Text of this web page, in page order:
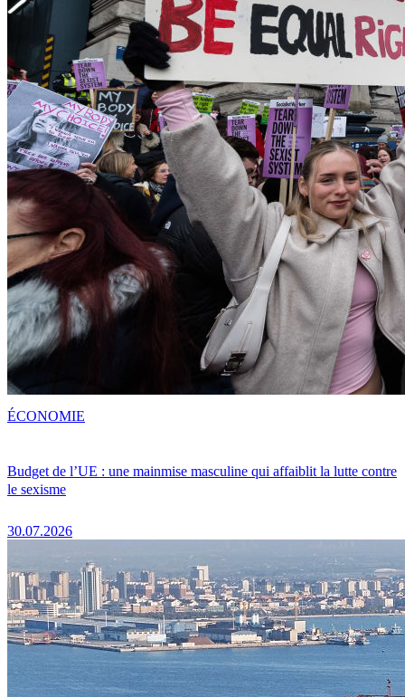
Budget de l’UE : une mainmise masculine qui affaiblit la lutte contre
le sexisme
30.07.2026
ÉCONOMIE